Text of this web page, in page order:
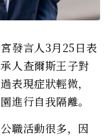
發言人3月25日表
人查爾斯王子對
表現症狀輕微，
進行自我隔離。
職活動很多，因